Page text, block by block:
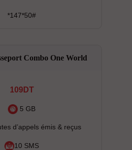
*147*50#
Combo One World
109DT
5 GB
d’appels émis & reçus
10 SMS